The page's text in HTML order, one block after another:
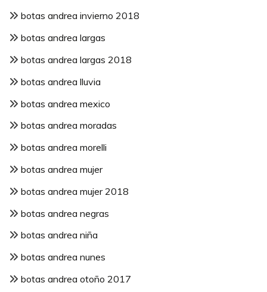
botas andrea invierno 2018
botas andrea largas
botas andrea largas 2018
botas andrea lluvia
botas andrea mexico
botas andrea moradas
botas andrea morelli
botas andrea mujer
botas andrea mujer 2018
botas andrea negras
botas andrea niña
botas andrea nunes
botas andrea otoño 2017